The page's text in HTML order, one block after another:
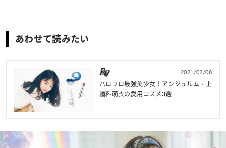
あわせて読みたい
2021/02/08
ハロプロ最強美少女！アンジュルム・上
國料萌衣の愛用コスメ3選